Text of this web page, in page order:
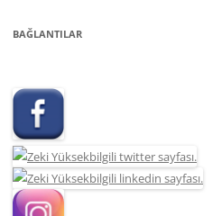
BAĞLANTILAR